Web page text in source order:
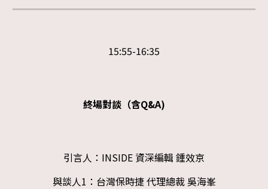
15:55-16:35
終場對談（含Q&A)
引言人：INSIDE 資深編輯 鍾效京
與談人1：台灣保時捷 代理總裁 吳海峯